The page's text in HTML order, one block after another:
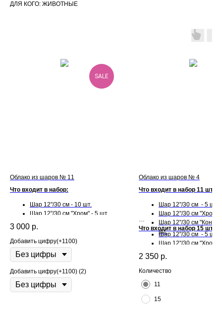
ДЛЯ КОГО: ЖИВОТНЫЕ
SALE
Облако из шаров № 11
Что входит в набор:
Шар 12"/30 см - 10 шт.
Шар 12"/30 см "Хром" - 5 шт.
3 000 р.
Добавить цифру(+1100)
Добавить цифру(+1100) (2)
Облако из шаров № 4
Что входит в набор 11 шт:
Шар 12"/30 см - 5 шт.
Шар 12"/30 см "Хром"
Шар 12"/30 см
шт.
Что входит в набор 15 шт:
Шар 12"/30 см - 5 шт.
Шар 12"/30 см "Хром"
шт.
2 350 р.
Количество
11
15